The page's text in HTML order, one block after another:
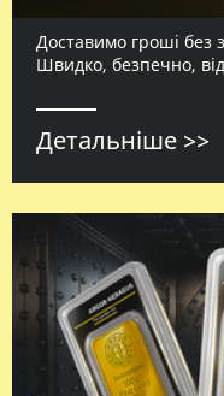
Доставимо гроші без
Швидко, безпечно,
Детальніше >>